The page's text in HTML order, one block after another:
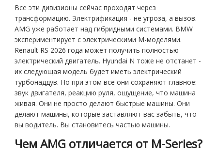
Все эти дивизионы сейчас проходят через
трансформацию. Электрификация - не угроза, а вызов.
AMG уже работает над гибридными системами. BMW
экспериментирует с электрическими M-моделями.
Renault RS 2026 года может получить полностью
электрический двигатель. Hyundai N тоже не отстанет -
их следующая модель будет иметь электрический
турбонаддув. Но при этом все они сохраняют главное:
звук двигателя, реакцию руля, ощущение, что машина
живая. Они не просто делают быстрые машины. Они
делают машины, которые заставляют вас забыть, что
вы водитель. Вы становитесь частью машины.
Чем AMG отличается от M-Series?